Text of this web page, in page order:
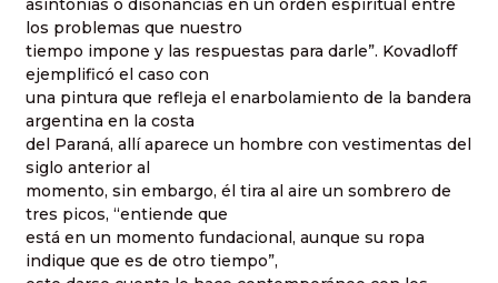
asintonías o disonancias en un orden espiritual entre
los problemas que nuestro
tiempo impone y las respuestas para darle”. Kovadloff
ejemplificó el caso con
una pintura que refleja el enarbolamiento de la bandera
argentina en la costa
del Paraná, allí aparece un hombre con vestimentas del
siglo anterior al
momento, sin embargo, él tira al aire un sombrero de
tres picos, “entiende que
está en un momento fundacional, aunque su ropa
indique que es de otro tiempo”,